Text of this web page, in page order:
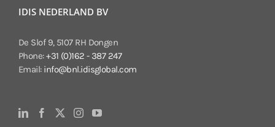
IDIS NEDERLAND BV
De Slof 9, 5107 RH Dongen
Phone:+31 (0)162 - 387 247
Email: info@bnl.idisglobal.com